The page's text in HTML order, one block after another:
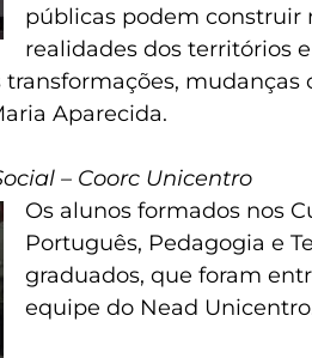
públicas podem construir
realidades dos territórios
Aparecida.
– Coorc Unicentro
Os alunos formados nos
Português, Pedagogia e
graduados, que foram
equipe do Nead